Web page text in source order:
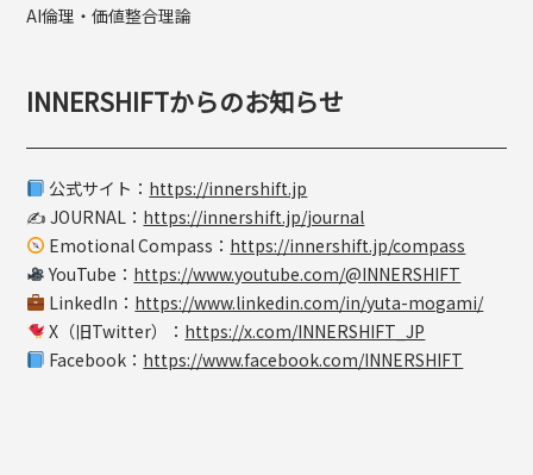
AI倫理・価値整合理論
INNERSHIFTからのお知らせ
公式サイト： https://innershift.jp
✍️ JOURNAL： https://innershift.jp/journal
Emotional Compass： https://innershift.jp/compass
YouTube： https://www.youtube.com/@INNERSHIFT
LinkedIn： https://www.linkedin.com/in/yuta-mogami/
X（旧Twitter）： https://x.com/INNERSHIFT_JP
Facebook： https://www.facebook.com/INNERSHIFT